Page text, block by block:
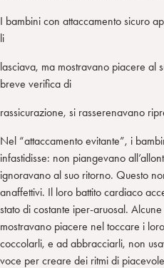
I bambini con attaccamento sicuro
li
lasciava, ma mostravano piacere al
breve verifica di
rassicurazione, si rasserenavano
Nel “attaccamento evitante”, i
infastidisse: non piangevano
ignoravano al suo ritorno. Questo
anaffettivi. Il loro battito cardiaco
stato di costante iper-aruosal.
mostravano piacere nel toccare i
coccolarli, e ad abbracciarli, non
voce per creare dei ritmi di